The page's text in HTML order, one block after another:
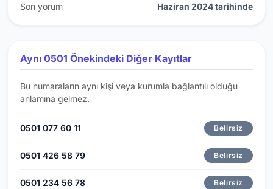
Son yorum
Haziran 2024 tarihinde
Aynı 0501 Önekindeki Diğer Kayıtlar
Bu numaraların aynı kişi veya kurumla bağlantılı olduğu
anlamına gelmez.
0501 077 60 11 Belirsiz
0501 426 58 79 Belirsiz
0501 234 56 78 Belirsiz